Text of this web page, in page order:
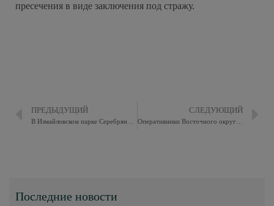
пресечения в виде заключения под стражу.
ПРЕДЫДУЩИЙ СЛЕДУЮЩИЙ
Последние новости